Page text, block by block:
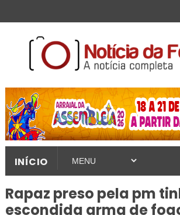
INÍCIO
Rapaz preso pela pm
escondida arma de